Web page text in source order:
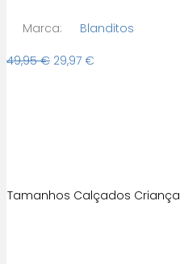
Marca:
Blanditos
49,95€ O
29,97 €
Tamanhos Calçados Criança